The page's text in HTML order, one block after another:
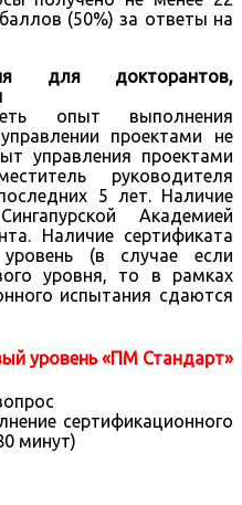
(50%) за ответы на
для докторантов,
опыт выполнения
проектами не
управления проектами
руководителя
5 лет. Наличие
Академией
Наличие сертификата
(в случае если
уровня, то в рамках
испытания сдаются
уровень «ПМ Стандарт»
сертификационного
минут)